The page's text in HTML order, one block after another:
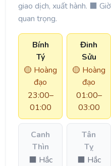
giao dịch, xuất hành. ⬛ Giờ
quan trọng.
Bính
Tý
🟡 Hoàng
đạo
23:00–
01:00
Đinh
Sửu
🟡 Hoàng
đạo
01:00–
03:00
Canh
Thìn
⬛ Hắc
Tân
Tỵ
⬛ Hắc